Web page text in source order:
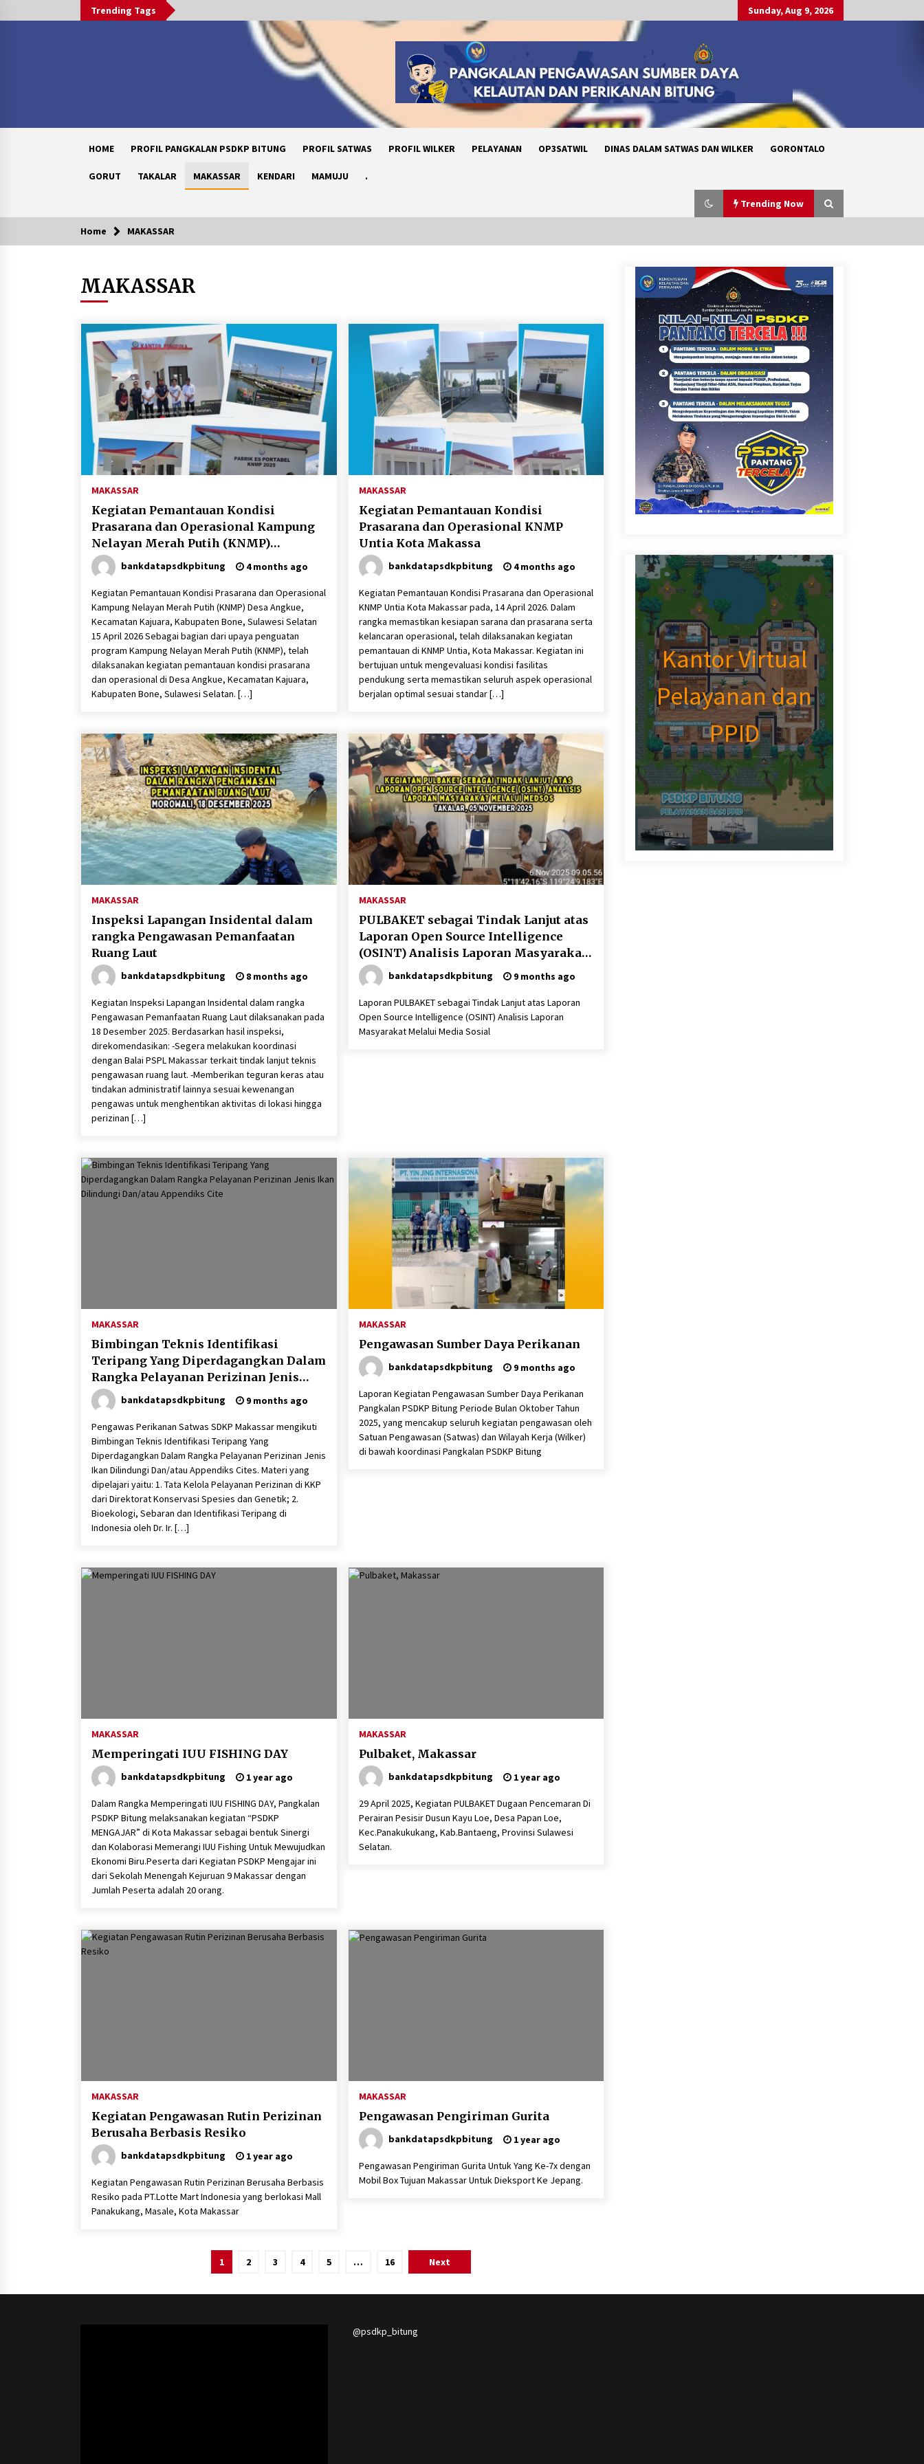
to
Trending Tags Sunday, Aug 9, 2026
HOME PROFIL PANGKALAN PSDKP BITUNG PROFIL SATWAS PROFIL WILKER PELAYANAN OP3SATWIL DINAS DALAM SATWAS DAN WILKER GORONTALO
GORUT TAKALAR MAKASSAR KENDARI MAMUJU .
Trending Now
Trending Now
Peduli Anak Yatim, Menebar
Kebaikan di 10 Muharram 1448 H
Pelantikan dan Pengambilan
Sumpah Pegawai Negeri Sipil (PNS)
serta Pengangkatan Pertama
Jabatan Fungsional
2 months ago
Aksi Damai Serikat Awak Kapal
Perikanan Bersatu dan Srikandi
Sakti yang dilaksanakan di
Pangkalan PSDKP Bitung
3 months ago
Ekspose Pengenaan Sanksi
Administratif Perikanan terhadap
Kapal Penangkap ikan KM. Bahari 36
yang Diproses Oleh Pangkalan
PSDKP Bitung
3 months ago
Jam Pimpinan Mendengar
3 months ago
Kunjungan Diplomatik dalam
Rangka Strengthening Cooperation
on Blue Economy dilaksanakan di
Pangkalan PSDKP Bitung
4 months ago
Selamat Hari Kartini
4 months ago
Daftar Sekarang ….. Jadilah SDM
Unggul Untuk Kemajuan Sektor
Kelautan dan Perikanan
4 months ago
Peran Pemerintah Dalam Indikasi
4 months ago
Rencana Aksi Nasional
4 months ago
Penilaian Kompetensi dalam rangka
Pemetaan Pegawai Kementerian
Kelautan dan Perikanan
4 months ago
Home MAKASSAR
MAKASSAR
MAKASSAR
Kegiatan Pemantauan Kondisi
Prasarana dan Operasional Kampung
Nelayan Merah Putih (KNMP)
Kabupaten Bone, Sulawesi Selatan
bankdatapsdkpbitung 4 months ago
Kegiatan Pemantauan Kondisi Prasarana dan Operasional
Kampung Nelayan Merah Putih (KNMP) Desa Angkue,
Kecamatan Kajuara, Kabupaten Bone, Sulawesi Selatan
15 April 2026 Sebagai bagian dari upaya penguatan
program Kampung Nelayan Merah Putih (KNMP), telah
dilaksanakan kegiatan pemantauan kondisi prasarana
dan operasional di Desa Angkue, Kecamatan Kajuara,
Kabupaten Bone, Sulawesi Selatan. […]
MAKASSAR
Kegiatan Pemantauan Kondisi
Prasarana dan Operasional KNMP
Untia Kota Makassa
bankdatapsdkpbitung 4 months ago
Kegiatan Pemantauan Kondisi Prasarana dan Operasional
KNMP Untia Kota Makassar pada, 14 April 2026. Dalam
rangka memastikan kesiapan sarana dan prasarana serta
kelancaran operasional, telah dilaksanakan kegiatan
pemantauan di KNMP Untia, Kota Makassar. Kegiatan ini
bertujuan untuk mengevaluasi kondisi fasilitas
pendukung serta memastikan seluruh aspek operasional
berjalan optimal sesuai standar […]
MAKASSAR
Inspeksi Lapangan Insidental dalam
rangka Pengawasan Pemanfaatan
Ruang Laut
bankdatapsdkpbitung 8 months ago
Kegiatan Inspeksi Lapangan Insidental dalam rangka
Pengawasan Pemanfaatan Ruang Laut dilaksanakan pada
18 Desember 2025. Berdasarkan hasil inspeksi,
direkomendasikan: -Segera melakukan koordinasi
dengan Balai PSPL Makassar terkait tindak lanjut teknis
pengawasan ruang laut. -Memberikan teguran keras atau
tindakan administratif lainnya sesuai kewenangan
pengawas untuk menghentikan aktivitas di lokasi hingga
perizinan […]
MAKASSAR
PULBAKET sebagai Tindak Lanjut atas
Laporan Open Source Intelligence
(OSINT) Analisis Laporan Masyarakat
Melalui Media Sosial
bankdatapsdkpbitung 9 months ago
Laporan PULBAKET sebagai Tindak Lanjut atas Laporan
Open Source Intelligence (OSINT) Analisis Laporan
Masyarakat Melalui Media Sosial
MAKASSAR
Bimbingan Teknis Identifikasi
Teripang Yang Diperdagangkan Dalam
Rangka Pelayanan Perizinan Jenis
Ikan Dilindungi Dan/atau Appendiks
Cite
bankdatapsdkpbitung 9 months ago
Pengawas Perikanan Satwas SDKP Makassar mengikuti
Bimbingan Teknis Identifikasi Teripang Yang
Diperdagangkan Dalam Rangka Pelayanan Perizinan Jenis
Ikan Dilindungi Dan/atau Appendiks Cites. Materi yang
dipelajari yaitu: 1. Tata Kelola Pelayanan Perizinan di KKP
dari Direktorat Konservasi Spesies dan Genetik; 2.
⁠Bioekologi, Sebaran dan Identifikasi Teripang di
Indonesia oleh Dr. Ir. […]
MAKASSAR
Pengawasan Sumber Daya Perikanan
bankdatapsdkpbitung 9 months ago
Laporan Kegiatan Pengawasan Sumber Daya Perikanan
Pangkalan PSDKP Bitung Periode Bulan Oktober Tahun
2025, yang mencakup seluruh kegiatan pengawasan oleh
Satuan Pengawasan (Satwas) dan Wilayah Kerja (Wilker)
di bawah koordinasi Pangkalan PSDKP Bitung
MAKASSAR
Memperingati IUU FISHING DAY
bankdatapsdkpbitung 1 year ago
Dalam Rangka Memperingati IUU FISHING DAY, Pangkalan
PSDKP Bitung melaksanakan kegiatan “PSDKP
MENGAJAR” di Kota Makassar sebagai bentuk Sinergi
dan Kolaborasi Memerangi IUU Fishing Untuk Mewujudkan
Ekonomi Biru.Peserta dari Kegiatan PSDKP Mengajar ini
dari Sekolah Menengah Kejuruan 9 Makassar dengan
Jumlah Peserta adalah 20 orang.
MAKASSAR
Pulbaket, Makassar
bankdatapsdkpbitung 1 year ago
29 April 2025, Kegiatan PULBAKET Dugaan Pencemaran Di
Perairan Pesisir Dusun Kayu Loe, Desa Papan Loe,
Kec.Panakukukang, Kab.Bantaeng, Provinsi Sulawesi
Selatan.
MAKASSAR
Kegiatan Pengawasan Rutin Perizinan
Berusaha Berbasis Resiko
bankdatapsdkpbitung 1 year ago
Kegiatan Pengawasan Rutin Perizinan Berusaha Berbasis
Resiko pada PT.Lotte Mart Indonesia yang berlokasi Mall
Panakukang, Masale, Kota Makassar
MAKASSAR
Pengawasan Pengiriman Gurita
bankdatapsdkpbitung 1 year ago
Pengawasan Pengiriman Gurita Untuk Yang Ke-7x dengan
Mobil Box Tujuan Makassar Untuk Dieksport Ke Jepang.
1 2 3 4 5 … 16 Next
Kantor Virtual
Pelayanan dan
PPID
@psdkp_bitung